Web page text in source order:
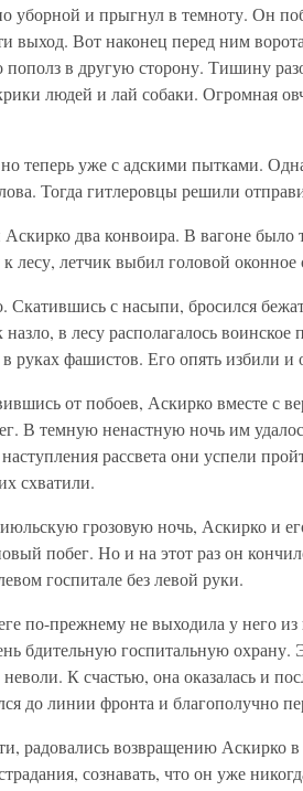
уборной и прыгнул в темноту. Он
выход. Вот наконец перед ним
в другую сторону. Тишину
людей и лай собаки. Огромная
теперь уже с адскими пытками.
Тогда гитлеровцы решили
два конвоира. В вагоне было
лесу, летчик выбил головой оконное
Скатившись с насыпи, бросился
в лесу располагалось
в руках фашистов. Его опять избили
от побоев, Аскирко вместе с
В темную ненастную ночь им
рассвета они успели
схватили.
грозовую ночь, Аскирко и
побег. Но и на этот раз он
госпитале без левой руки.
по-прежнему не выходила у него
бдительную госпитальную охрану.
К счастью, она оказалась и
до линии фронта и благополучно
радовались возвращению Аскирко
сознавать, что он уже